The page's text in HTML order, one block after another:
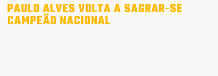
PAULO ALVES VOLTA A SAGRAR-SE
CAMPEÃO NACIONAL